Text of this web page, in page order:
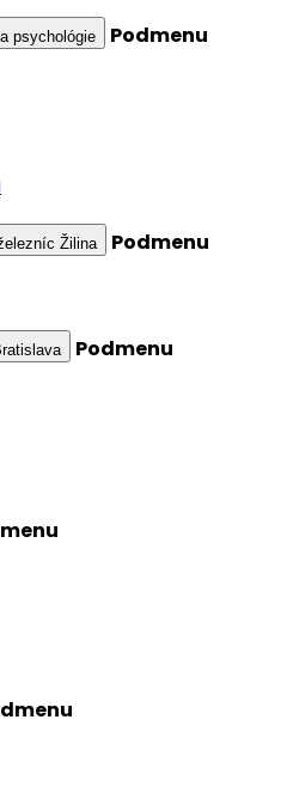
psychológie Podmenu
Žilina
Podmenu
Podmenu